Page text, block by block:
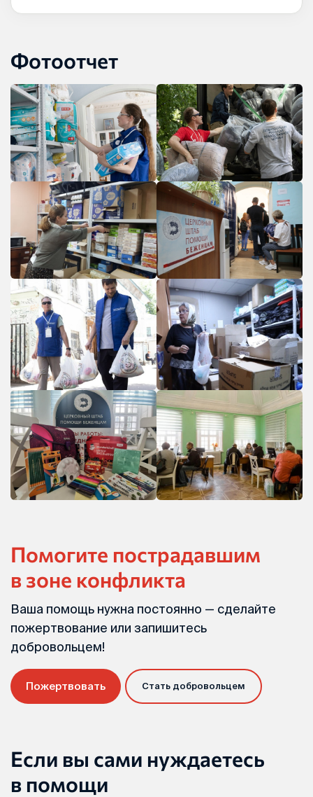
Фотоотчет
Помогите пострадавшим
в зоне конфликта
Ваша помощь нужна постоянно — сделайте
пожертвование или запишитесь
добровольцем!
Пожертвовать Стать добровольцем
Если вы сами нуждаетесь
в помощи